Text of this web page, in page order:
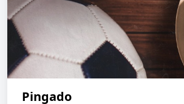
Pingado